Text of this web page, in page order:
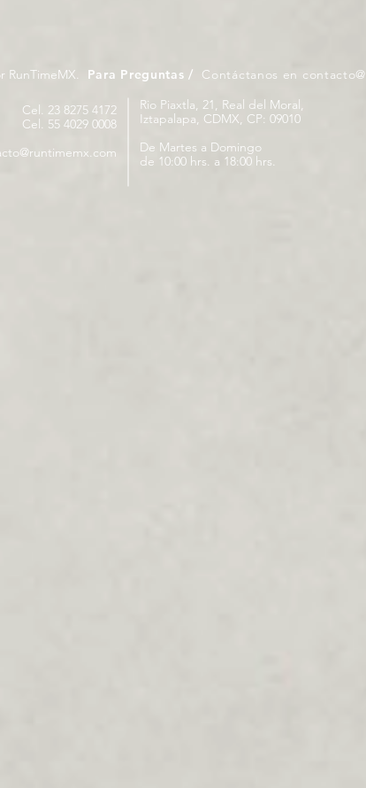
RunTimeMX. Para Preguntas / Contáctanos en
Rio Piaxtla, 21, Real del Moral,
Iztapalapa, CDMX, CP: 09010
De Martes a Domingo
de 10:00 hrs. a 18:00 hrs.
Cel. 23 8275 4172
Cel. 55 4029 0008